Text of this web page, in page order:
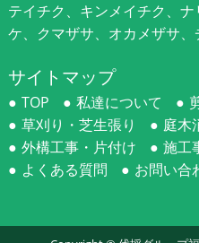
テイチク、キンメイチク、
ケ、クマザサ、オカメザサ
サイトマップ
TOP 私達について
草刈り・芝生張り
庭木
外構工事・片付け
施工
よくある質問
お問い合